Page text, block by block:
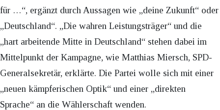
für …“, ergänzt durch Aussagen wie „deine Zukunft“ oder
„Deutschland“. „Die wahren Leistungsträger“ und die
„hart arbeitende Mitte in Deutschland“ stehen dabei im
Mittelpunkt der Kampagne, wie Matthias Miersch, SPD-
Generalsekretär, erklärte. Die Partei wolle sich mit einer
„neuen kämpferischen Optik“ und einer „direkten
Sprache“ an die Wählerschaft wenden.